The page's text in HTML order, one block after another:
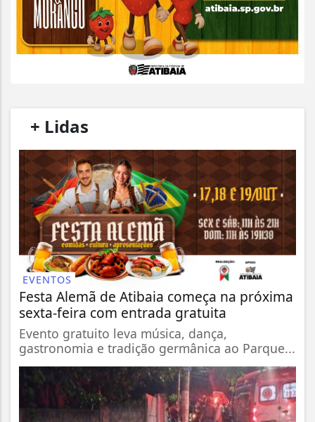
+ Lidas
EVENTOS
Festa Alemã de Atibaia começa na próxima
sexta-feira com entrada gratuita
Evento gratuito leva música, dança,
gastronomia e tradição germânica ao Parque...